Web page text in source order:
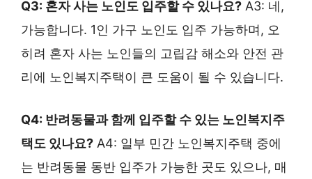
Q3: 혼자 사는 노인도 입주할 수 있나요? A3: 네,
가능합니다. 1인 가구 노인도 입주 가능하며, 오
히려 혼자 사는 노인들의 고립감 해소와 안전 관
리에 노인복지주택이 큰 도움이 될 수 있습니다.
Q4: 반려동물과 함께 입주할 수 있는 노인복지주
택도 있나요? A4: 일부 민간 노인복지주택 중에
는 반려동물 동반 입주가 가능한 곳도 있으나, 매